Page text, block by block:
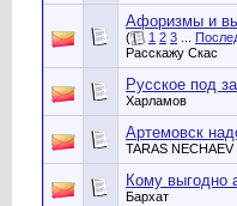
Афоризмы и
( 1 2 3
Расскажу Скас
Русское под
Харламов
Артемовск
TARAS NECHAEV
Кому выгодно
Бархат